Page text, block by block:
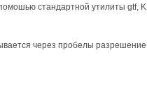
стандартной утилиты gtf,
через пробелы